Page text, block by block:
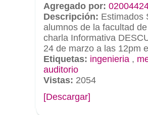
Agregado por:
Descripción: Estimados
alumnos de la facultad
charla Informativa
24 de marzo a las 12pm
Etiquetas: ingenieria ,
auditorio
Vistas: 2054
[Descargar]